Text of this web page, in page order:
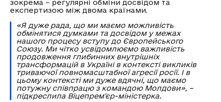
зокрема – регулярні обміни досвідом та
експертизою між двома країнами.
«Я дуже рада, що ми маємо можливість
обмінятися думками та досвідом у межах
нашого процесу вступу до Європейського
Союзу. Ми чітко усвідомлюємо важливість
продовження глибинних внутрішніх
трансформацій в Україні в контексті викликів
триваючої повномасштабної агресії росії. І в
цьому контексті ми дуже вдячні, що маємо
потужну співпрацю з командою Молдови», –
підкреслила Віцепремʼєр-міністерка.